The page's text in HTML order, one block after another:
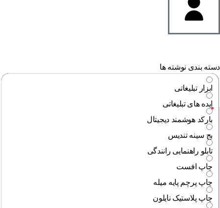
بندی نوشته ها
ابزار تبلیغاتی
ایده های تبلیغاتی
بارکد هوشمند دیجیتال
بج سینه تندیس
تابلو راهنمایی رانندگی
چاپ افست
چاپ پرچم پایه میله
چاپ پلاستیک نایلون